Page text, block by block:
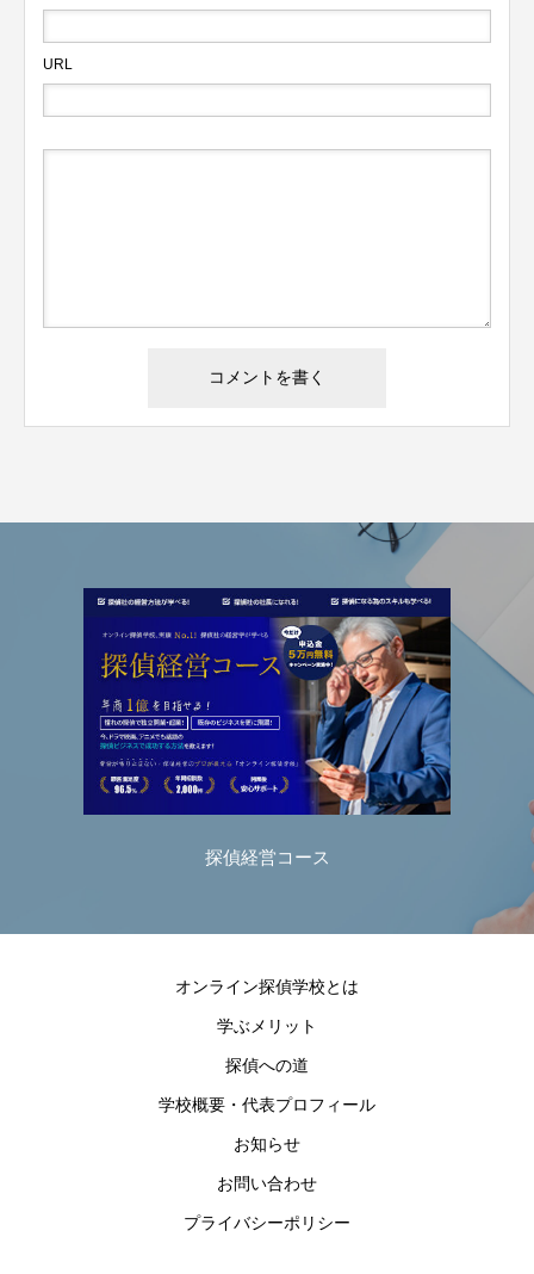
URL
探偵経営コース
オンライン探偵学校とは
学ぶメリット
探偵への道
学校概要・代表プロフィール
お知らせ
お問い合わせ
プライバシーポリシー